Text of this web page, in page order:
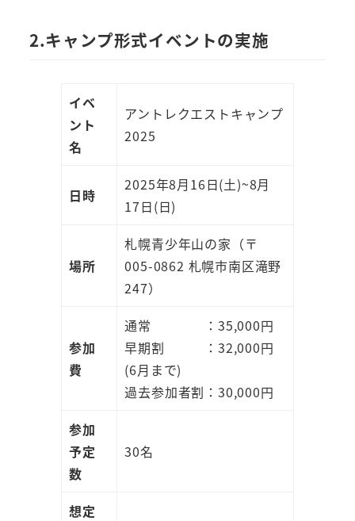
2.キャンプ形式イベントの実施
イベ
ント
名
アントレクエストキャンプ
2025
日時
2025年8月16日(土)~8月
17日(日)
場所
札幌青少年山の家（〒
005-0862 札幌市南区滝野
247）
参加
費
通常 ：35,000円
早期割 ：32,000円
(6月まで)
過去参加者割：30,000円
参加
予定
数
30名
想定